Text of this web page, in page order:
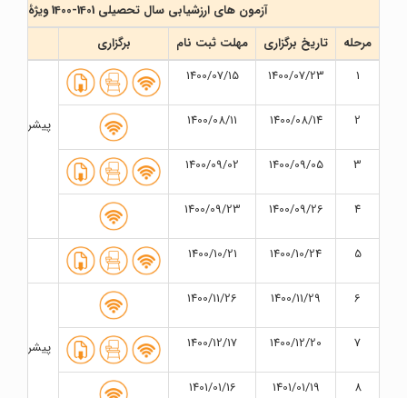
آزمون های ارزشیابی سال تحصیلی 1401-1400 ویژۀ دانش آموزان دهم و یازدهم
مرحله
تاریخ برگزاری مهلت ثبت نام
برگزاری
1
1400/07/23
1400/07/15
پیشرفت 2
1400/08/14
1400/08/11
3
1400/09/05
1400/09/02
4
1400/09/26
1400/09/23
5
1400/10/24
1400/10/21
6
1400/11/29
1400/11/26
پیشرفت 7
1400/12/20
1400/12/17
8
1401/01/19
1401/01/16